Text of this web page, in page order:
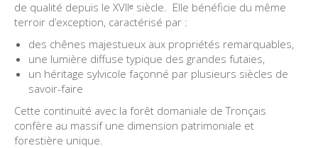
de qualité depuis le XVIIᵉ siècle. Elle bénéficie du même
terroir d’exception, caractérisé par :
des chênes majestueux aux propriétés remarquables,
une lumière diffuse typique des grandes futaies,
un héritage sylvicole façonné par plusieurs siècles de
savoir-faire
Cette continuité avec la forêt domaniale de Tronçais
confère au massif une dimension patrimoniale et
forestière unique.